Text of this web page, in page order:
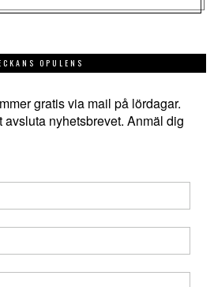
OPULENS
gratis via mail på lördagar.
avsluta nyhetsbrevet. Anmäl dig